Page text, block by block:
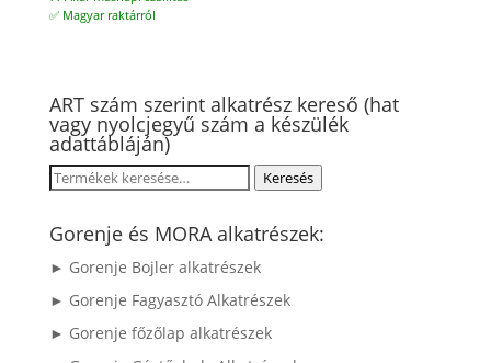
✅ Magyar raktárról
ART szám szerint alkatrész kereső (hat
vagy nyolcjegyű szám a készülék
adattábláján)
Keresés
következőre:
Keresés
Gorenje és MORA alkatrészek:
► Gorenje Bojler alkatrészek
► Gorenje Fagyasztó Alkatrészek
► Gorenje főzőlap alkatrészek